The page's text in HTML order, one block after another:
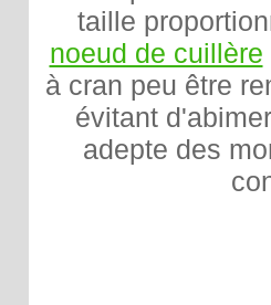
taille
noeud de cuillère
à cran peu être
évitant
adepte des